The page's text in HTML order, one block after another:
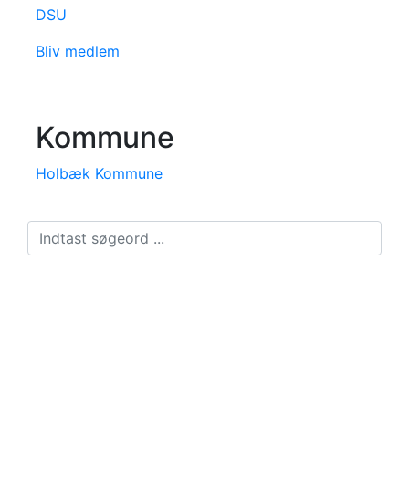
DSU
Bliv medlem
Kommune
Holbæk Kommune